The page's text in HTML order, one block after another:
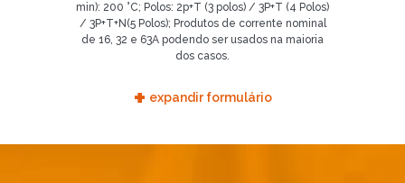
min): 200 °C; Polos: 2p+T (3 polos) / 3P+T (4 Polos)
/ 3P+T+N(5 Polos); Produtos de corrente nominal
de 16, 32 e 63A podendo ser usados na maioria
dos casos.
+ expandir formulário